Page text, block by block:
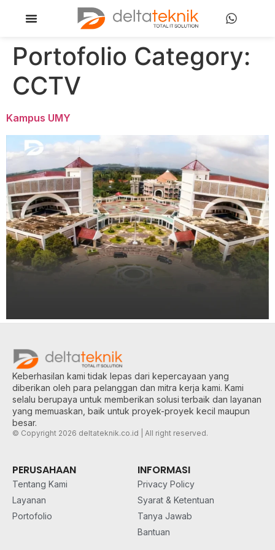
Portofolio Category:
CCTV
Kampus UMY
Keberhasilan kami tidak lepas dari kepercayaan yang
diberikan oleh para pelanggan dan mitra kerja kami. Kami
selalu berupaya untuk memberikan solusi terbaik dan layanan
yang memuaskan, baik untuk proyek-proyek kecil maupun
besar.
© Copyright 2026 deltateknik.co.id | All right reserved.
PERUSAHAAN
Tentang Kami
Layanan
Portofolio
INFORMASI
Privacy Policy
Syarat & Ketentuan
Tanya Jawab
Bantuan